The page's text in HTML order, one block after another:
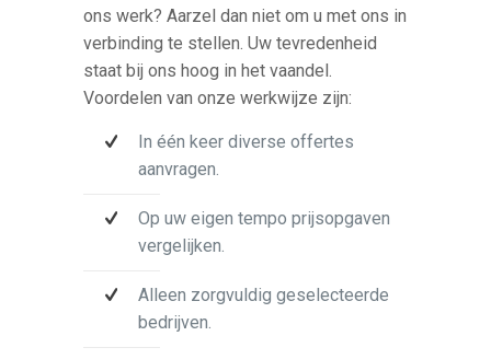
ons werk? Aarzel dan niet om u met ons in
verbinding te stellen. Uw tevredenheid
staat bij ons hoog in het vaandel.
Voordelen van onze werkwijze zijn:
In één keer diverse offertes
aanvragen.
Op uw eigen tempo prijsopgaven
vergelijken.
Alleen zorgvuldig geselecteerde
bedrijven.